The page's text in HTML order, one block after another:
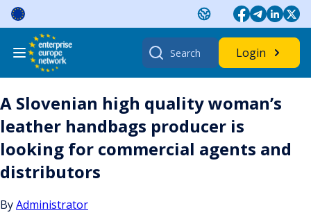
Skip
content
Search
for:
Login
A Slovenian high quality woman’s
leather handbags producer is
looking for commercial agents and
distributors
ByAdministrator